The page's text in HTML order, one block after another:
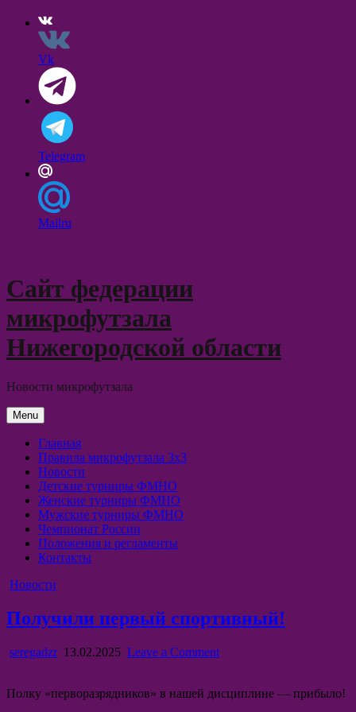
Vk
Telegram
Mailru
content
Сайт федерации
микрофутзала
Нижегородской области
Новости микрофутзала
Menu
Главная
Правила микрофутзала 3х3
Новости
Детские турниры ФМНО
Женские турниры ФМНО
Мужские турниры ФМНО
Чемпионат России
Положения и регламенты
Контакты
Posted
Новости
Получили первый спортивный!
Author:
seregadzr Published
13.02.2025 Leave a Commenton
спортивный!
Полку «перворазрядников» в нашей дисциплине — прибыло!